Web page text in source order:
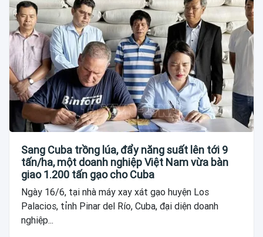
Sang Cuba trồng lúa, đẩy năng suất lên tới 9
tấn/ha, một doanh nghiệp Việt Nam vừa bàn
giao 1.200 tấn gạo cho Cuba
Ngày 16/6, tại nhà máy xay xát gạo huyện Los
Palacios, tỉnh Pinar del Río, Cuba, đại diện doanh
nghiệp...